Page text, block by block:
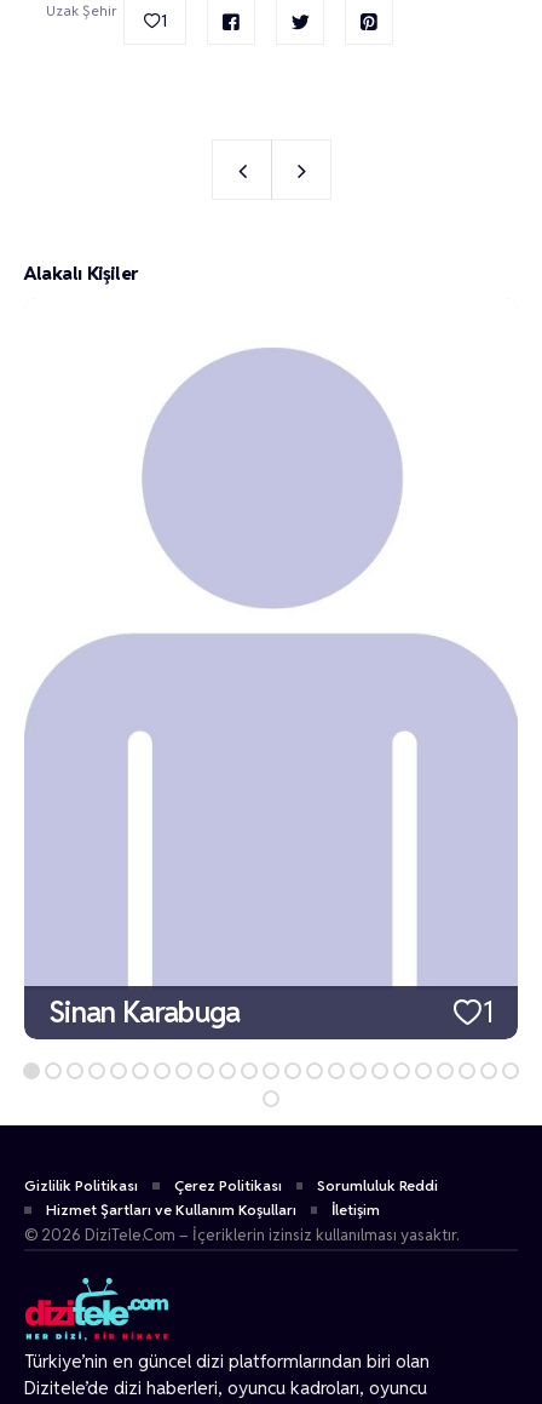
Uzak Şehir
1
Alakalı Kişiler
1
Sinan Karabuga
Türkiye’nin en güncel dizi platformlarından biri olan
Dizitele’de dizi haberleri, oyuncu kadroları, oyuncu
Gizlilik Politikası Çerez Politikası
Sorumluluk Reddi
Hizmet Şartları ve Kullanım Koşulları
İletişim
© 2026 DiziTele.Com – İçeriklerin izinsiz kullanılması yasaktır.